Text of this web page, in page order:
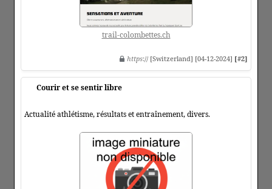
trail-colombettes.ch
https:// [Switzerland] [04-12-2024] [#2]
Courir et se sentir libre
Actualité athlétisme, résultats et entraînement, divers.